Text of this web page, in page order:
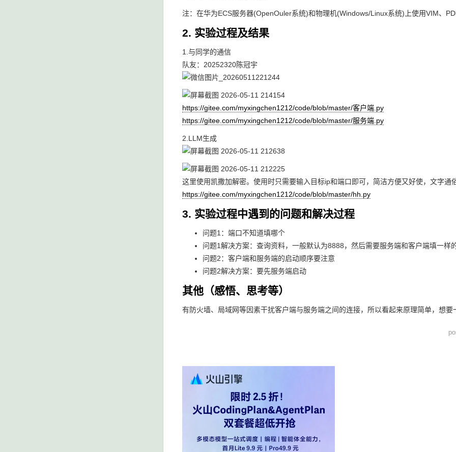
注：在华为ECS服务器(OpenOuler系统)和物理机(Windows/Linux系统)上使用VIM、
2. 实验过程及结果
1.与同学的通信
队友：20252320陈冠宇
https://gitee.com/myxingchen1212/code/blob/master/客户端.py
https://gitee.com/myxingchen1212/code/blob/master/服务端.py
2.LLM生成
这里使用凯撒加解密。使用时只需要输入目标ip和端口即可，简洁方便又好使，文字通
https://gitee.com/myxingchen1212/code/blob/master/hh.py
3. 实验过程中遇到的问题和解决过程
问题1：端口不知道填哪个
问题1解决方案：查询资料，一般默认为8888，然后需要服务端和客户端填一样
问题2：客户端和服务端的启动顺序要注意
问题2解决方案：要先服务端启动
其他（感悟、思考等）
有防火墙、局域网等因素干扰客户端与服务端之间的连接，所以看起来原理简单，想要